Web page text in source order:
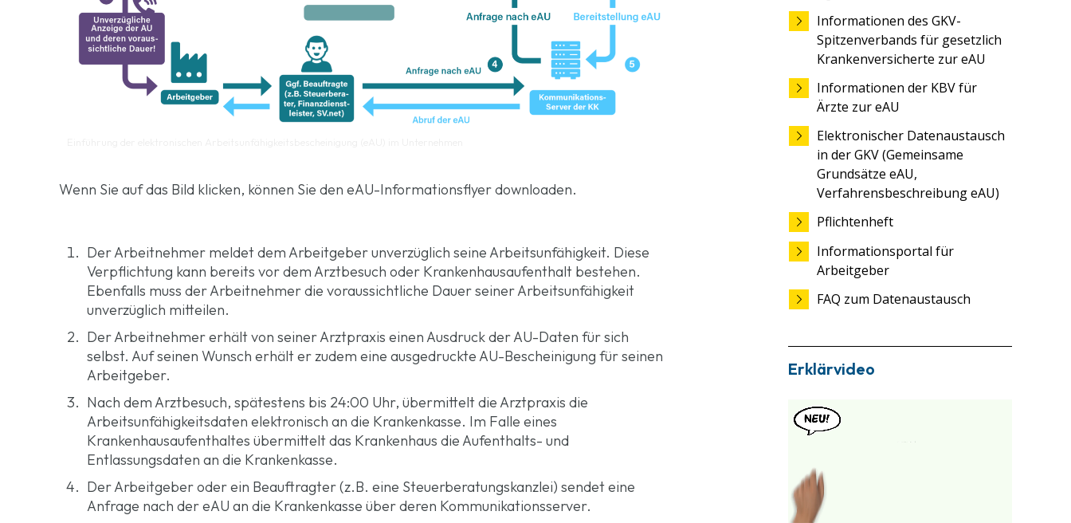
Wenn Sie auf das Bild klicken, können Sie den eAU-Informationsflyer downloaden.
Der Arbeitnehmer meldet dem Arbeitgeber unverzüglich seine Arbeitsunfähigkeit. Diese
Verpflichtung kann bereits vor dem Arztbesuch oder Krankenhausaufenthalt bestehen.
Ebenfalls muss der Arbeitnehmer die voraussichtliche Dauer seiner Arbeitsunfähigkeit
unverzüglich mitteilen.
Der Arbeitnehmer erhält von seiner Arztpraxis einen Ausdruck der AU-Daten für sich
selbst. Auf seinen Wunsch erhält er zudem eine ausgedruckte AU-Bescheinigung für seinen
Arbeitgeber.
Nach dem Arztbesuch, spätestens bis 24:00 Uhr, übermittelt die Arztpraxis die
Arbeitsunfähigkeitsdaten elektronisch an die Krankenkasse. Im Falle eines
Krankenhausaufenthaltes übermittelt das Krankenhaus die Aufenthalts- und
Entlassungsdaten an die Krankenkasse.
Der Arbeitgeber oder ein Beauftragter (z.B. eine Steuerberatungskanzlei) sendet eine
Anfrage nach der eAU an die Krankenkasse über deren Kommunikationsserver.
Informationen des GKV-
Spitzenverbands für gesetzlich
Krankenversicherte zur eAU
Informationen der KBV für
Ärzte zur eAU
Elektronischer Datenaustausch
in der GKV (Gemeinsame
Grundsätze eAU,
Verfahrensbeschreibung eAU)
Pflichtenheft
Informationsportal für
Arbeitgeber
FAQ zum Datenaustausch
Erklärvideo